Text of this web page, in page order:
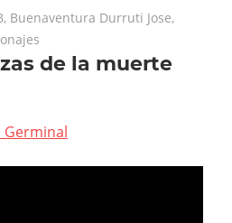
comments
, Buenaventura Durruti Jose,
de la muerte
Germinal